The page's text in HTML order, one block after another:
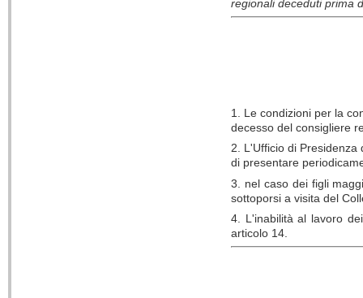
regionali deceduti prima
1. Le condizioni per la
decesso del consigliere
2. L'Ufficio di Presidenza
di presentare
3. nel caso dei figli
sottoporsi a visita del
4. L'inabilità al lavoro
articolo 14.